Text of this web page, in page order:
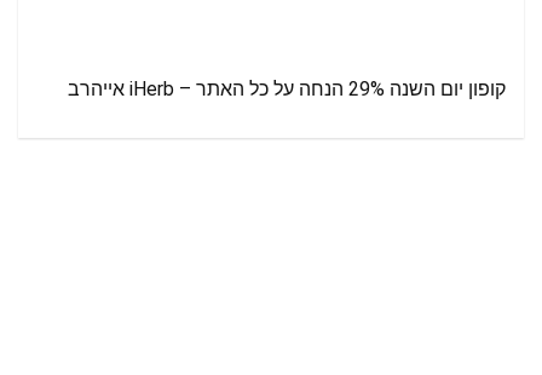
קופון יום השנה 29% הנחה על כל האתר – iHerb אייהרב